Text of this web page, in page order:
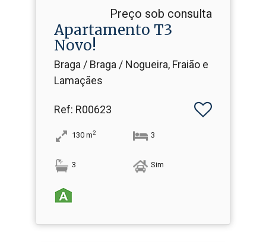
Preço sob consulta
Apartamento T3
Novo!
Braga / Braga / Nogueira, Fraião e
Lamaçães
Ref: R00623
130 m2 3
3 Sim